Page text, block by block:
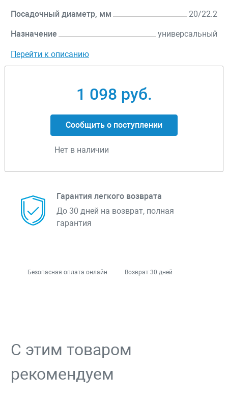
Посадочный диаметр, мм 20/22.2
Назначение универсальный
Перейти к описанию
1 098 руб.
Сообщить о поступлении
Нет в наличии
Гарантия легкого возврата
До 30 дней на возврат, полная
гарантия
Безопасная оплата онлайн Возврат 30 дней
С этим товаром
рекомендуем